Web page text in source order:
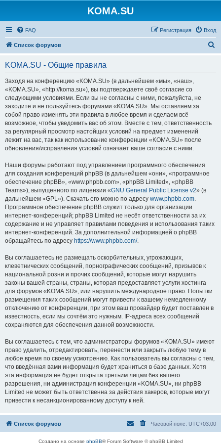
KOMA.SU
FAQ Вход
Регистрация
Список форумов
KOMA.SU - Общие правила
Заходя на конференцию «KOMA.SU» (в дальнейшем «мы», «наш»,
«KOMA.SU», «http://koma.su»), вы подтверждаете своё согласие со
следующими условиями. Если вы не согласны с ними, пожалуйста, не
заходите и не пользуйтесь форумами «KOMA.SU». Мы оставляем за
собой право изменять эти правила в любое время и сделаем всё
возможное, чтобы уведомить вас об этом. Вместе с тем, ответственность
за регулярный просмотр настойщих условий на предмет изменений
лежит на вас, так как использование конференции «KOMA.SU» после
обновления/исправления условий означает ваше согласие с ними.
Наши форумы работают под управлением программного обеспечения
для создания конференций phpBB (в дальнейшем «они», «программное
обеспечение phpBB», «www.phpbb.com», «phpBB Limited», «phpBB
Teams»), выпущенного по лицензии «GNU General Public License v2» (в
дальнейшем «GPL»). Скачать его можно по адресу www.phpbb.com.
Программное обеспечение phpBB служит только для организации
интернет-конференций; phpBB Limited не несёт ответственности за их
содержание и не управляет правилами поведения и использования таких
интернет-конференций. За дополнительной информацией о phpBB
обращайтесь по адресу https://www.phpbb.com/.
Вы соглашаетесь не размещать оскорбительных, угрожающих,
клеветнических сообщений, порнографических сообщений, призывов к
национальной розни и прочих сообщений, которые могут нарушить
законы вашей страны, страны, которая предоставляет услуги хостинга
для форумов «KOMA.SU», или нарушить международное право. Попытки
размещения таких сообщений могут привести к вашему немедленному
отключению от конференции, при этом ваш провайдер будет поставлен в
известность, если мы сочтём это нужным. IP-адреса всех сообщений
сохраняются для обеспечения данной возможности.
Вы соглашаетесь с тем, что администраторы форумов «KOMA.SU» имеют
право удалить, отредактировать, перенести или закрыть любую тему в
любое время по своему усмотрению. Как пользователь вы согласны с тем,
что введённая вами информация будет храниться в базе данных. Хотя
эта информация не будет открыта третьим лицам без вашего
разрешения, ни администрация конференции «KOMA.SU», ни phpBB
Limited не может быть ответственна за действия хакеров, которые могут
привести к несанкционированному доступу к ней.
Список форумов Часовой пояс: UTC+03:00
Создано на основе phpBB® Forum Software © phpBB Limited